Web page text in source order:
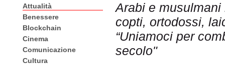
Attualità
Benessere
Blockchain
Cinema
Comunicazione
Cultura
Arabi e
copti, ortodossi,
“Uniamoci per
secolo"